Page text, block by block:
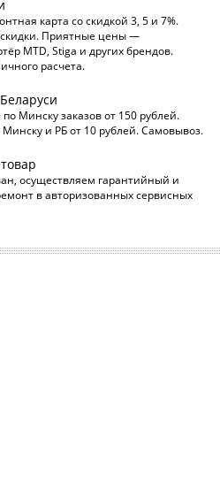
карта со скидкой 3, 5 и 7%.
Приятные цены —
MTD, Stiga и других брендов.
расчета.
по Минску заказов от 150 рублей.
Минску и РБ от 10 рублей. Самовывоз.
осуществляем гарантийный и
в авторизованных сервисных